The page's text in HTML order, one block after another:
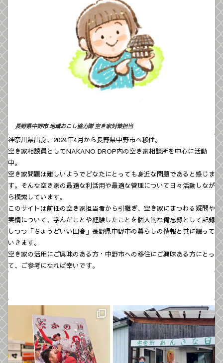
長野県中野市 地域おこし協力隊 空き家対策担当
神奈川県出身、2024年4月から長野県中野市へ移住。
空き家相談員としてNAKANO DROP内の空き家相談所を中心に活動
中。
空き家問題は難しいようでどなたにとっても身近な問題であると感じま
す。そんな空き家の最適な利活用や最適な管理について日々活動しなが
ら模索しています。
このサイトは前任の空き家担当者から引継ぎ、空き家にまつわる疑問や
実情について、学んだことや経験したことを個人的な備忘録として記録
しつつ「ちょうどいい田舎」長野県中野市の暮らしの情報と共に綴って
いきます。
空き家の活用にご興味のある方・中野市への移住にご興味ある方にとっ
て、ご参考になれば幸いです。